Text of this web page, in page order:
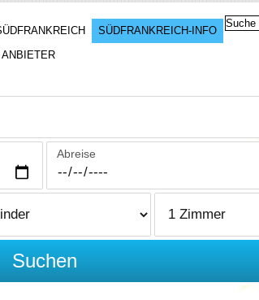
SÜDFRANKREICH-INFO
ANBIETER
Abreise
Suchen